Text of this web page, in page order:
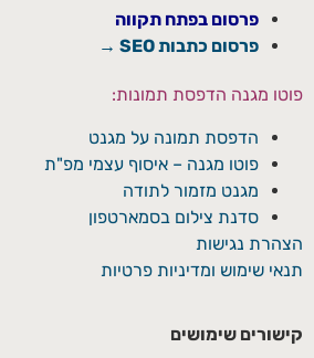
פרסום בפתח תקווה
פרסום כתבות SEO →
פוטו מגנה הדפסת תמונות:
הדפסת תמונה על מגנט
פוטו מגנה – איסוף עצמי מפ"ת
מגנט מזמור לתודה
סדנת צילום בסמארטפון
הצהרת נגישות
תנאי שימוש ומדיניות פרטיות
קישורים שימושים